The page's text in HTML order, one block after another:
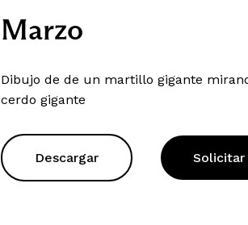
Marzo
Dibujo de de un martillo gigante
cerdo gigante
Descargar Solicitar